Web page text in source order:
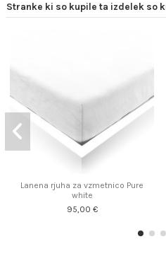
Stranke ki so kupile ta izdelek so
Lanena rjuha za vzmetnico Pure
white
95,00 €